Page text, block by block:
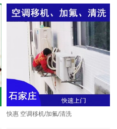
快惠 空调移机/加氟/清洗